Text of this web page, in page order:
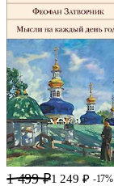
1 499 ₽1 249 ₽ -17%